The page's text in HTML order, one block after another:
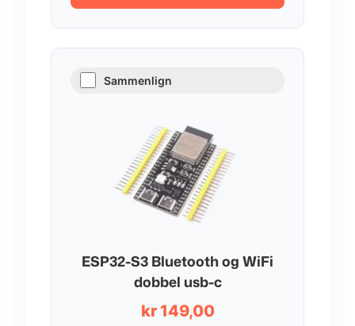
Sammenlign
ESP32-S3 Bluetooth og WiFi
dobbel usb-c
kr149,00